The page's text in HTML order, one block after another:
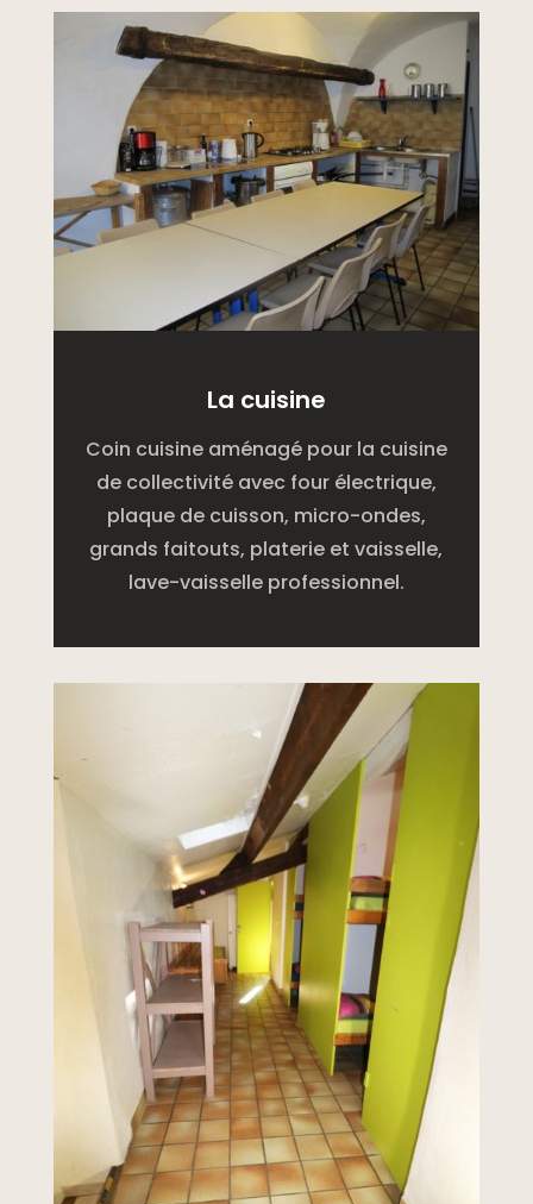
La cuisine
Coin cuisine aménagé pour la cuisine
de collectivité avec four électrique,
plaque de cuisson, micro-ondes,
grands faitouts, platerie et vaisselle,
lave-vaisselle professionnel.